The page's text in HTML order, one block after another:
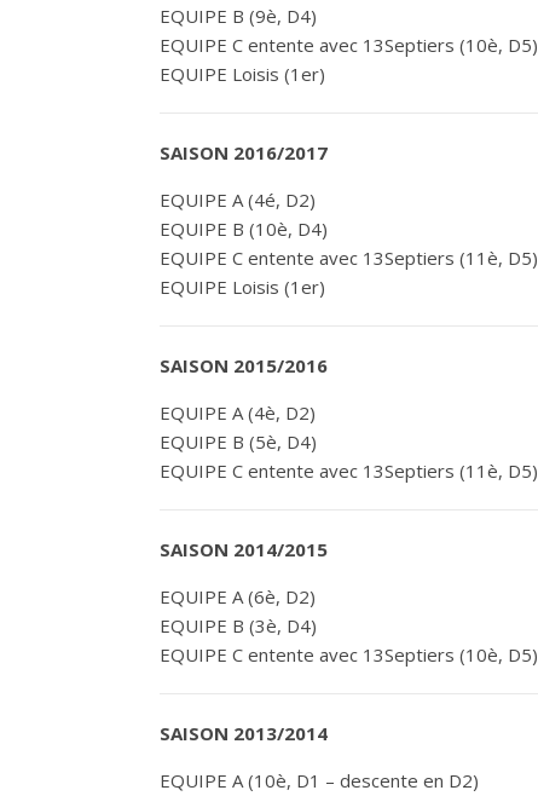
EQUIPE B (9è, D4)
EQUIPE C entente avec 13Septiers (10è, D5)
EQUIPE Loisis (1er)
SAISON 2016/2017
EQUIPE A (4é, D2)
EQUIPE B (10è, D4)
EQUIPE C entente avec 13Septiers (11è, D5)
EQUIPE Loisis (1er)
SAISON 2015/2016
EQUIPE A (4è, D2)
EQUIPE B (5è, D4)
EQUIPE C entente avec 13Septiers (11è, D5)
SAISON 2014/2015
EQUIPE A (6è, D2)
EQUIPE B (3è, D4)
EQUIPE C entente avec 13Septiers (10è, D5)
SAISON 2013/2014
EQUIPE A (10è, D1 – descente en D2)